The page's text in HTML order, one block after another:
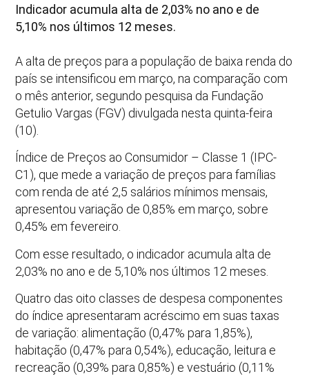
Indicador acumula alta de 2,03% no ano e de
5,10% nos últimos 12 meses.
A alta de preços para a população de baixa renda do
país se intensificou em março, na comparação com
o mês anterior, segundo pesquisa da Fundação
Getulio Vargas (FGV) divulgada nesta quinta-feira
(10).
Índice de Preços ao Consumidor – Classe 1 (IPC-
C1), que mede a variação de preços para famílias
com renda de até 2,5 salários mínimos mensais,
apresentou variação de 0,85% em março, sobre
0,45% em fevereiro.
Com esse resultado, o indicador acumula alta de
2,03% no ano e de 5,10% nos últimos 12 meses.
Quatro das oito classes de despesa componentes
do índice apresentaram acréscimo em suas taxas
de variação: alimentação (0,47% para 1,85%),
habitação (0,47% para 0,54%), educação, leitura e
recreação (0,39% para 0,85%) e vestuário (0,11%